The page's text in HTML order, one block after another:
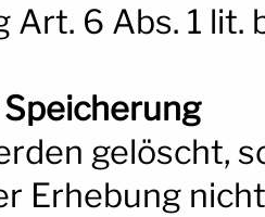
6 Abs. 1 lit.
gelöscht,
Erhebung